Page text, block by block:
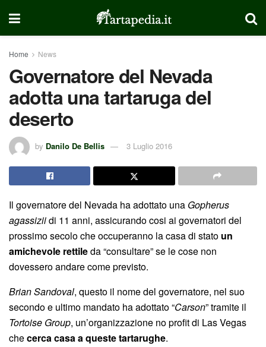
Home News
Governatore del Nevada
adotta una tartaruga del
deserto
by Danilo De Bellis 3 Luglio 2016
Il governatore del Nevada ha adottato una Gopherus
agassiziidi 11 anni, assicurando cosi ai governatori del
prossimo secolo che occuperanno la casa di stato un
amichevole rettileda “consultare” se le cose non
dovessero andare come previsto.
Brian Sandoval, questo il nome del governatore, nel suo
secondo e ultimo mandato ha adottato “Carson” tramite il
Tortoise Group, un’organizzazione no profit di Las Vegas
checerca casa a queste tartarughe.